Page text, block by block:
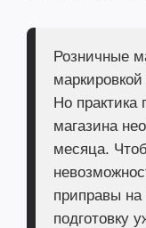
Розничные
Но практика
магазина
месяца.
приправы на
подготовку